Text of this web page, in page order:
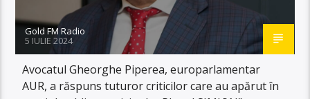
Gold FM Radio
5 IULIE 2024
Avocatul Gheorghe Piperea, europarlamentar
AUR, a răspuns tuturor criticilor care au apărut în